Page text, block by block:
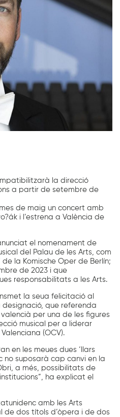
la direcció
a partir de setembre de
de maig un concert amb
i l’estrena a València de
el nomenament de
del Palau de les Arts, com
de la Komische Oper de Berlín;
de 2023 i que
responsabilitats a les Arts.
la seua felicitació al
que referenda
per una de les figures
musical per a liderar
(OCV).
en les meues dues ‘llars
no suposarà cap canvi en la
a més, possibilitats de
ha explicat el
amb les Arts
de dos títols d’òpera i de dos